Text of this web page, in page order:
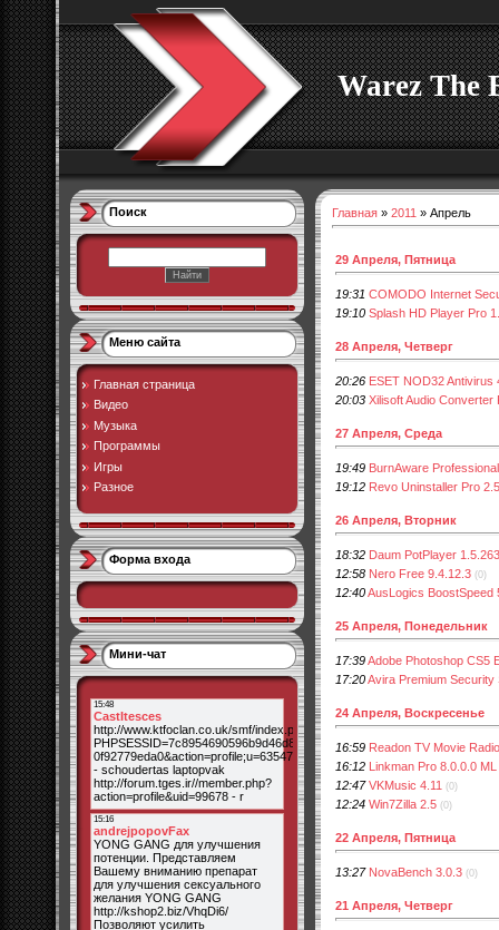
Warez The
Поиск
Меню сайта
Главная страница
Видео
Музыка
Программы
Игры
Разное
Форма входа
Мини-чат
Главная » 2011 » Апрель
29 Апреля, Пятница
19:31 COMODO Internet
19:10 Splash HD Player Pro
28 Апреля, Четверг
20:26 ESET NOD32 Antivirus
20:03 Xilisoft Audio Converter
27 Апреля, Среда
19:49 BurnAware
19:12 Revo Uninstaller Pro
26 Апреля, Вторник
18:32 Daum PotPlayer
12:58 Nero Free 9.4.12.3 (0)
12:40AusLogics BoostSpeed
25 Апреля, Понедельник
17:39Adobe Photoshop CS5
17:20Avira Premium Security
24 Апреля, Воскресенье
16:59 Readon TV Movie
16:12 Linkman Pro 8.0.0.0
12:47 VKMusic 4.11 (0)
12:24 Win7Zilla 2.5 (0)
22 Апреля, Пятница
13:27 NovaBench 3.0.3 (0)
21 Апреля, Четверг